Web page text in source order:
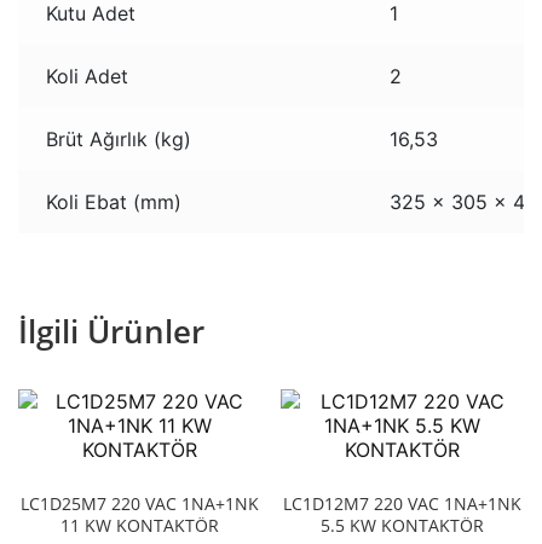
Kutu Adet 1
Koli Adet 2
Brüt Ağırlık (kg) 16,53
Koli Ebat (mm) 325 x 305 x
İlgili Ürünler
LC1D25M7 220 VAC 1NA+1NK
11 KW KONTAKTÖR
LC1D12M7 220 VAC 1NA+1NK
5.5 KW KONTAKTÖR